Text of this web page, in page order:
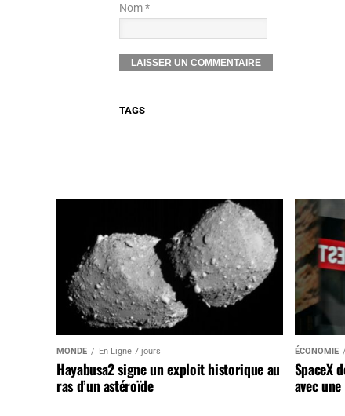
Nom *
TAGS
MONDE En Ligne 7 jours
Hayabusa2 signe un exploit historique au
ras d’un astéroïde
ÉCONOMIE
SpaceX
avec